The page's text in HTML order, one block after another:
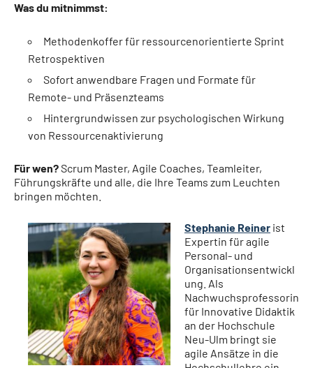
Was du mitnimmst:
Methodenkoffer für ressourcenorientierte Sprint
Retrospektiven
Sofort anwendbare Fragen und Formate für
Remote- und Präsenzteams
Hintergrundwissen zur psychologischen Wirkung
von Ressourcenaktivierung
Für wen?Scrum Master, Agile Coaches, Team­leiter,
Führungskräfte und alle, die Ihre Teams zum Leuchten
bringen möchten.
Stephanie Reiner ist
Expertin für agile
Personal- und
Organisationsentwickl
ung. Als
Nachwuchsprofessorin
für Innovative Didaktik
an der Hochschule
Neu-Ulm bringt sie
agile Ansätze in die